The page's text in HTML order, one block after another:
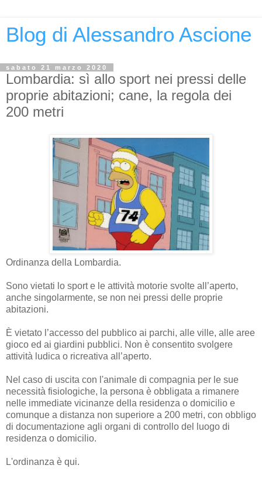
Blog di Alessandro Ascione
sabato 21 marzo 2020
Lombardia: sì allo sport nei pressi delle
proprie abitazioni; cane, la regola dei
200 metri
Ordinanza della Lombardia.
Sono vietati lo sport e le attività motorie svolte all’aperto,
anche singolarmente, se non nei pressi delle proprie
abitazioni.
È vietato l’accesso del pubblico ai parchi, alle ville, alle aree
gioco ed ai giardini pubblici. Non è consentito svolgere
attività ludica o ricreativa all’aperto.
Nel caso di uscita con l'animale di compagnia per le sue
necessità fisiologiche, la persona è obbligata a rimanere
nelle immediate vicinanze della residenza o domicilio e
comunque a distanza non superiore a 200 metri, con obbligo
di documentazione agli organi di controllo del luogo di
residenza o domicilio.
L'ordinanza è qui.